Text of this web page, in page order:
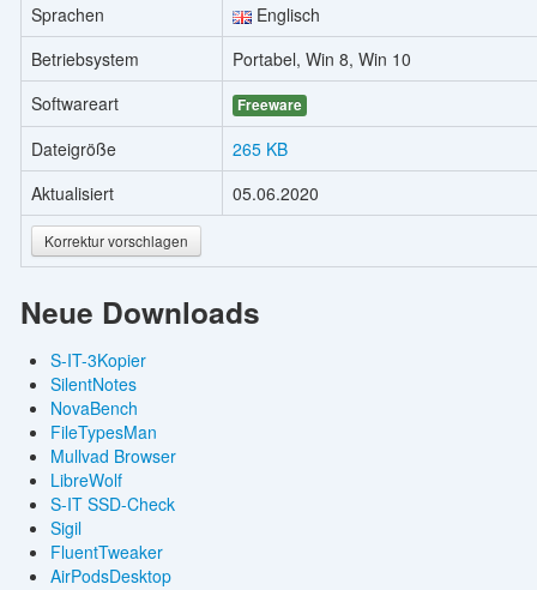
Sprachen
Englisch
Betriebsystem
Portabel, Win 8, Win 10
Softwareart
Freeware
Dateigröße
265 KB
Aktualisiert
05.06.2020
Korrektur vorschlagen
Neue Downloads
S-IT-3Kopier
SilentNotes
NovaBench
FileTypesMan
Mullvad Browser
LibreWolf
S-IT SSD-Check
Sigil
FluentTweaker
AirPodsDesktop